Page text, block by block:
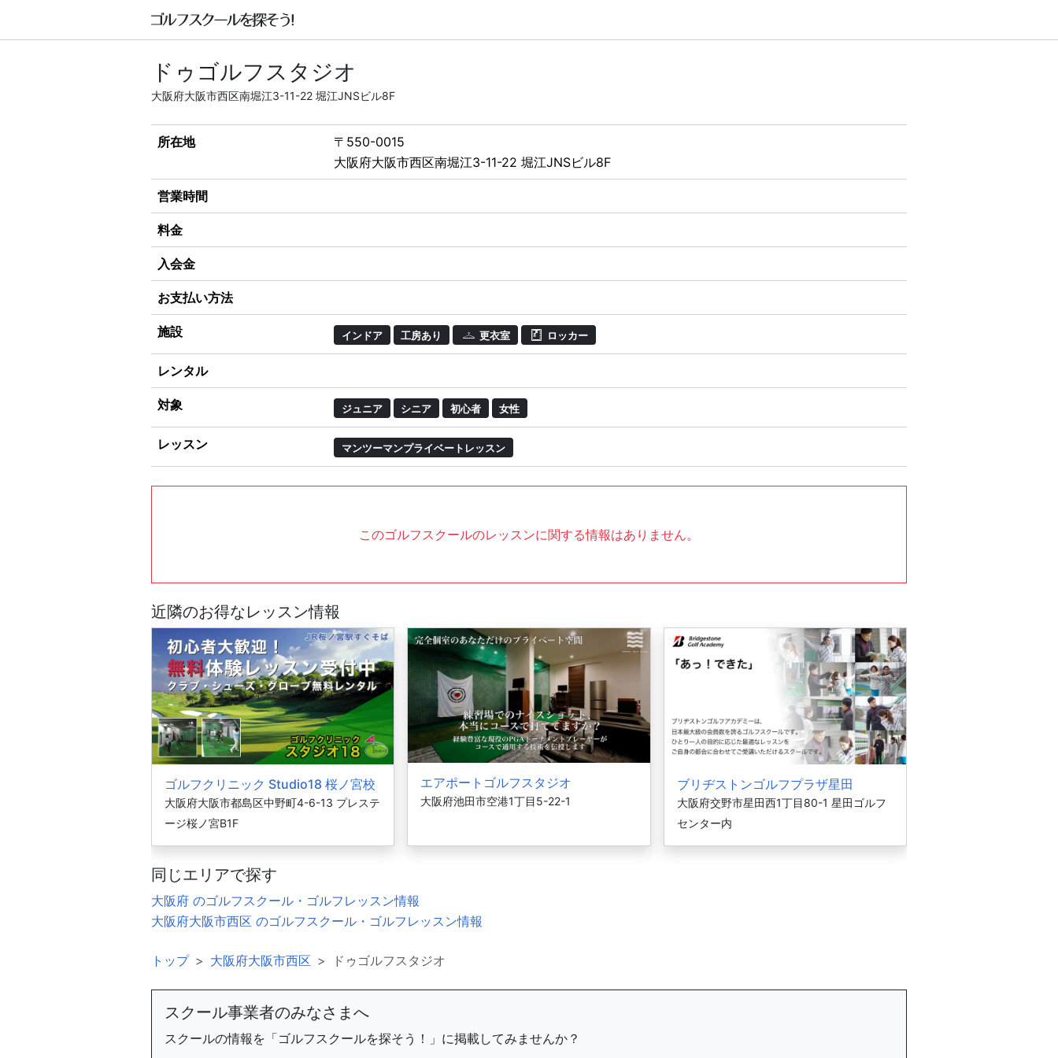
ドゥゴルフスタジオ
大阪府大阪市西区南堀江3-11-22 堀江JNSビル8F
所在地
〒550-0015
大阪府大阪市西区南堀江3-11-22 堀江JNSビル8F
営業時間
料金
入会金
お支払い方法
施設 インドア 工房あり 更衣室 ロッカー
レンタル
対象 ジュニア シニア 初心者 女性
レッスン マンツーマンプライベートレッスン
このゴルフスクールのレッスンに関する情報はありません。
近隣のお得なレッスン情報
ゴルフクリニック Studio18 桜ノ宮校
大阪府大阪市都島区中野町4-6-13 プレステ
ージ桜ノ宮B1F
エアポートゴルフスタジオ
大阪府池田市空港1丁目5-22-1
ブリヂストンゴルフプラザ星田
大阪府交野市星田西1丁目80-1 星田ゴルフ
センター内
同じエリアで探す
大阪府 のゴルフスクール・ゴルフレッスン情報
大阪府大阪市西区 のゴルフスクール・ゴルフレッスン情報
トップ 大阪府大阪市西区 ドゥゴルフスタジオ
スクール事業者のみなさまへ
スクールの情報を「ゴルフスクールを探そう！」に掲載してみませんか？